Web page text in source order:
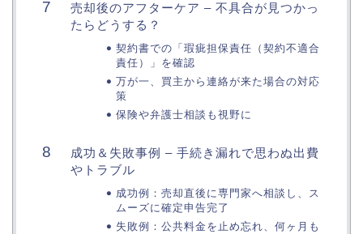
売却後のアフターケア – 不具合が見つかっ
たらどうする？
契約書での「瑕疵担保責任（契約不適合
責任）」を確認
万が一、買主から連絡が来た場合の対応
策
保険や弁護士相談も視野に
成功＆失敗事例 – 手続き漏れで思わぬ出費
やトラブル
成功例：売却直後に専門家へ相談し、ス
ムーズに確定申告完了
失敗例：公共料金を止め忘れ、何ヶ月も